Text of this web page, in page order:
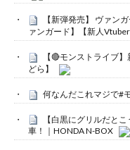
【新弾発売】 ヴァン
ァンガード】【新人Vtuber
【🔴モンストライブ
どら】
何なんだこれマジで#
【白黒にグリルだと
車！｜HONDA N-BOX